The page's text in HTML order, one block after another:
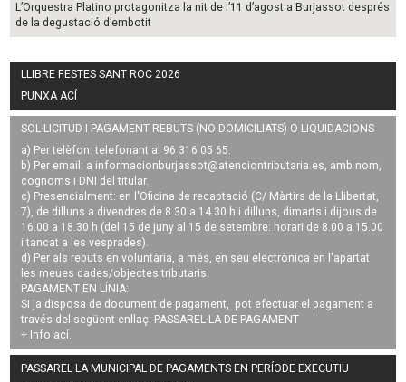
L’Orquestra Platino protagonitza la nit de l’11 d’agost a Burjassot després
de la degustació d’embotit
LLIBRE FESTES SANT ROC 2026
PUNXA ACÍ
SOL·LICITUD I PAGAMENT REBUTS (NO DOMICILIATS) O LIQUIDACIONS
a) Per telèfon: telefonant al 96 316 05 65.
b) Per email: a informacionburjassot@atenciontributaria.es, amb nom,
cognoms i DNI del titular.
c) Presencialment: en l'Oficina de recaptació (C/ Màrtirs de la Llibertat,
7), de dilluns a divendres de 8.30 a 14.30 h i dilluns, dimarts i dijous de
16.00 a 18.30 h (del 15 de juny al 15 de setembre: horari de 8.00 a 15.00
i tancat a les vesprades).
d) Per als rebuts en voluntària, a més, en seu electrònica en l'apartat
les meues dades/objectes tributaris.
PAGAMENT EN LÍNIA:
Si ja disposa de document de pagament, pot efectuar el pagament a
través del següent enllaç: PASSAREL·LA DE PAGAMENT
+ Info ací.
PASSAREL·LA MUNICIPAL DE PAGAMENTS EN PERÍODE EXECUTIU